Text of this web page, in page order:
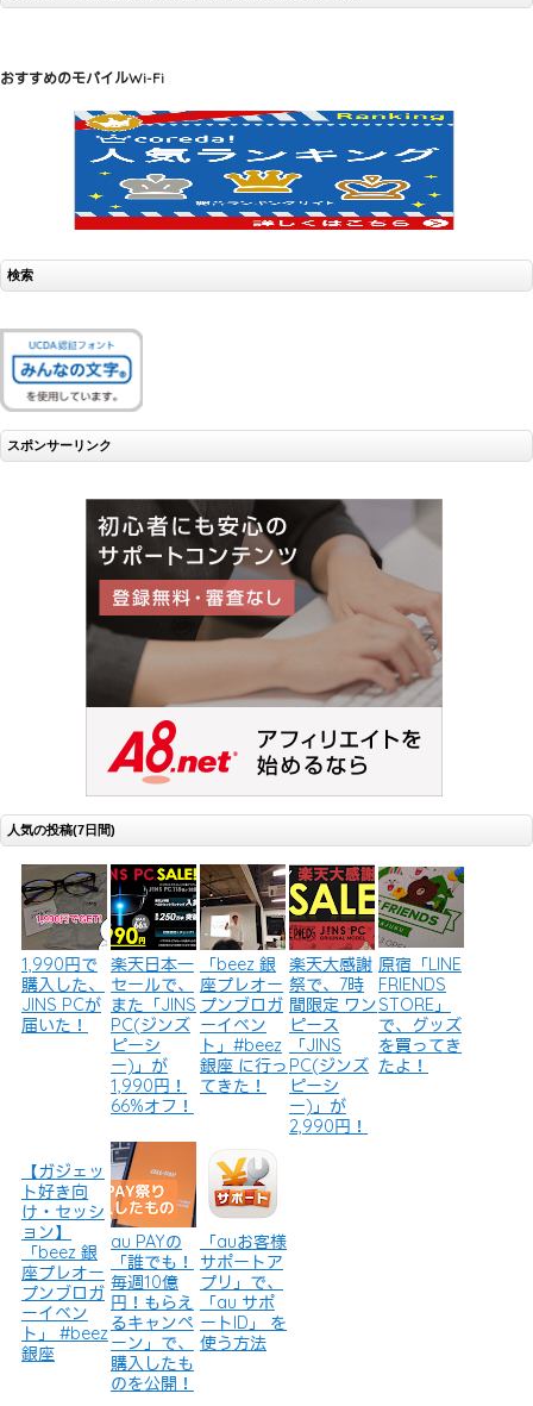
おすすめのモバイルWi-Fi
検索
スポンサーリンク
人気の投稿(7日間)
1,990円で
購入した、
JINS PCが
届いた！
楽天日本一
セールで、
また「JINS
PC(ジンズ
ピーシ
ー)」が
1,990円！
66%オフ！
「beez 銀
座プレオー
プンブロガ
ーイベン
ト」#beez
銀座 に行っ
てきた！
楽天大感謝
祭で、7時
間限定 ワン
ピース
「JINS
PC(ジンズ
ピーシ
ー)」が
2,990円！
原宿「LINE
FRIENDS
STORE」
で、グッズ
を買ってき
たよ！
【ガジェッ
ト好き向
け・セッシ
ョン】
「beez 銀
座プレオー
プンブロガ
ーイベン
ト」 #beez
銀座
au PAYの
「誰でも！
毎週10億
円！もらえ
るキャンペ
ーン」で、
購入したも
のを公開！
「auお客様
サポートア
プリ」で、
「au サポ
ートID」 を
使う方法